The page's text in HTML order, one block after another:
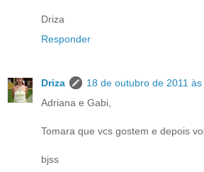
Driza
Responder
Driza
18 de outubro de 2011 às
Adriana e Gabi,
Tomara que vcs gostem e depois
bjss